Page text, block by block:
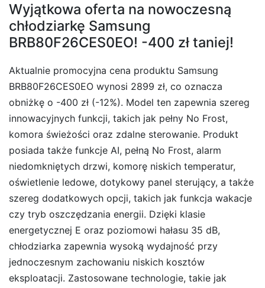
Wyjątkowa oferta na nowoczesną
chłodziarkę Samsung
BRB80F26CES0EO! -400 zł taniej!
Aktualnie promocyjna cena produktu Samsung
BRB80F26CES0EO wynosi 2899 zł, co oznacza
obniżkę o -400 zł (-12%). Model ten zapewnia szereg
innowacyjnych funkcji, takich jak pełny No Frost,
komora świeżości oraz zdalne sterowanie. Produkt
posiada także funkcje AI, pełną No Frost, alarm
niedomkniętych drzwi, komorę niskich temperatur,
oświetlenie ledowe, dotykowy panel sterujący, a także
szereg dodatkowych opcji, takich jak funkcja wakacje
czy tryb oszczędzania energii. Dzięki klasie
energetycznej E oraz poziomowi hałasu 35 dB,
chłodziarka zapewnia wysoką wydajność przy
jednoczesnym zachowaniu niskich kosztów
eksploatacji. Zastosowane technologie, takie jak